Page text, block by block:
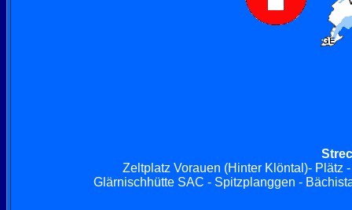
Zeltplatz Vorauen (Hinter Klöntal)- Plätz
Glärnischhütte SAC - Spitzplanggen -